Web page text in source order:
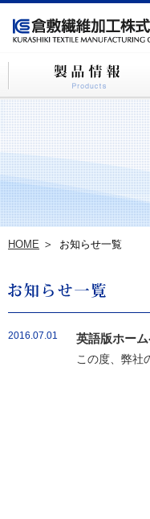
HOME お知らせ一覧
2016.07.01 英語版ホー
この度、弊社